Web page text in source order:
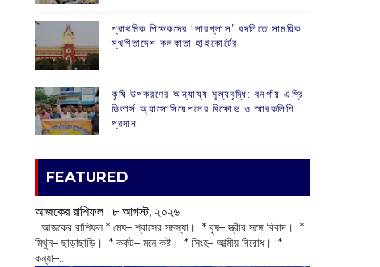
প্রাথমিক শিক্ষকদের ‘সারপ্লাস’ বদলিতে সাময়িক
স্থগিতাদেশ কলকাতা হাইকোর্টের
কৃষি উপকরণের অন্যায্য মূল্যবৃদ্ধি: বনগাঁয় এগ্রি
ডিলার্স অ্যাসোসিয়েশনের বিক্ষোভ ও স্মারকলিপি
প্রদান
FEATURED
আজকের রাশিফল :‌ ‌‌৮ আগস্ট, ২০২৬
‌ আজকের রাশিফল * মেষ– শ্বাসের সমস্যা। * বৃষ– স্ত্রীর সঙ্গে বিবাদ। *
মিথুন– ছাড়াছাড়ি। * কর্কট– মনে কষ্ট। * সিংহ– আত্মীয় বিরোধ। *
কন্যা–...